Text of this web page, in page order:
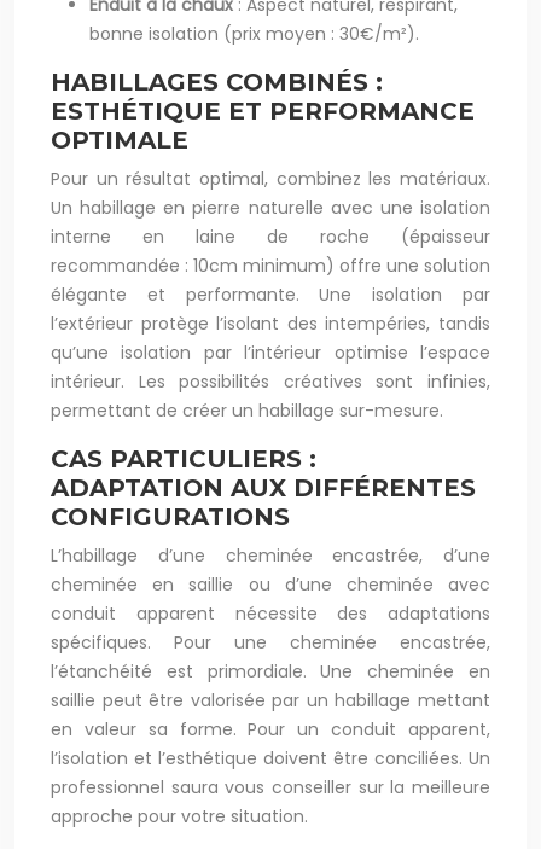
Enduit à la chaux : Aspect naturel, respirant,
bonne isolation (prix moyen : 30€/m²).
HABILLAGES COMBINÉS :
ESTHÉTIQUE ET PERFORMANCE
OPTIMALE
Pour un résultat optimal, combinez les matériaux.
Un habillage en pierre naturelle avec une isolation
interne en laine de roche (épaisseur
recommandée : 10cm minimum) offre une solution
élégante et performante. Une isolation par
l’extérieur protège l’isolant des intempéries, tandis
qu’une isolation par l’intérieur optimise l’espace
intérieur. Les possibilités créatives sont infinies,
permettant de créer un habillage sur-mesure.
CAS PARTICULIERS :
ADAPTATION AUX DIFFÉRENTES
CONFIGURATIONS
L’habillage d’une cheminée encastrée, d’une
cheminée en saillie ou d’une cheminée avec
conduit apparent nécessite des adaptations
spécifiques. Pour une cheminée encastrée,
l’étanchéité est primordiale. Une cheminée en
saillie peut être valorisée par un habillage mettant
en valeur sa forme. Pour un conduit apparent,
l’isolation et l’esthétique doivent être conciliées. Un
professionnel saura vous conseiller sur la meilleure
approche pour votre situation.